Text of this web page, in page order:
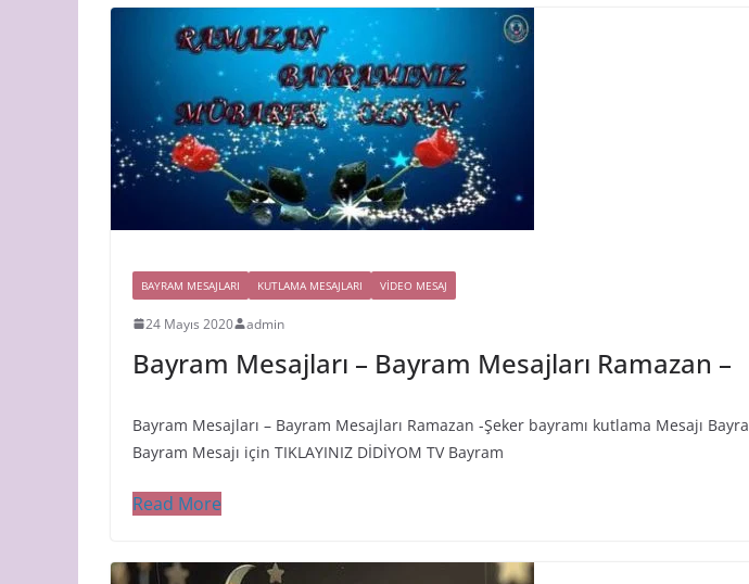
BAYRAM MESAJLARI KUTLAMA MESAJLARI VIDEO MESAJ
24 Mayıs 2020 admin
Bayram Mesajları – Bayram Mesajları Ramazan –
Bayram Mesajları – Bayram Mesajları Ramazan -Şeker bayramı kutlama Mesajı
Bayram Mesajı için TIKLAYINIZ DİDİYOM TV Bayram
Read More